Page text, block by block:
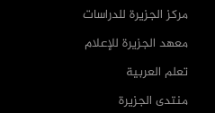
مركز الجزيرة للدراسات
معهد الجزيرة للإعلام
تعلم العربية
منتدى الجزيرة